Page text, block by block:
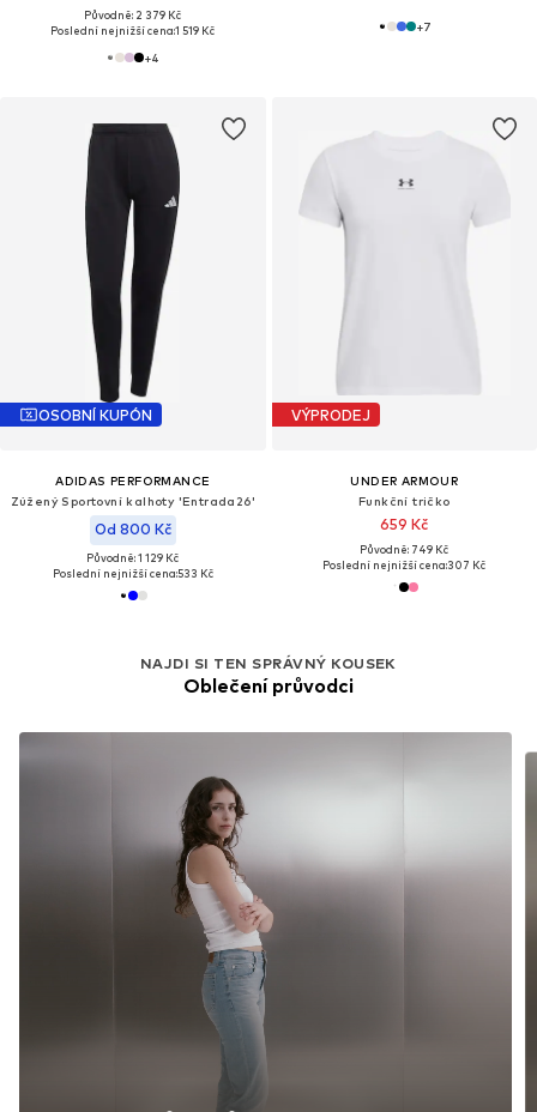
Původně: 2 379 Kč
Poslední nejnižší cena:1 519 Kč
+4
+7
OSOBNÍ KUPÓN
ADIDAS PERFORMANCE
Zúžený Sportovní kalhoty 'Entrada26'
Od 800 Kč
Původně: 1 129 Kč
Poslední nejnižší cena:533 Kč
VÝPRODEJ
UNDER ARMOUR
Funkční tričko
659 Kč
Původně: 749 Kč
Poslední nejnižší cena:307 Kč
NAJDI SI TEN SPRÁVNÝ KOUSEK
Oblečení průvodci